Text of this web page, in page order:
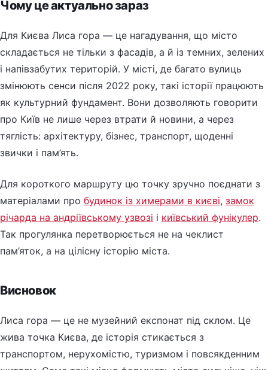
Чому це актуально зараз
Для Києва Лиса гора — це нагадування, що місто
складається не тільки з фасадів, а й із темних, зелених
і напівзабутих територій. У місті, де багато вулиць
змінюють сенси після 2022 року, такі історії працюють
як культурний фундамент. Вони дозволяють говорити
про Київ не лише через втрати й новини, а через
тяглість: архітектуру, бізнес, транспорт, щоденні
звички і пам’ять.
Для короткого маршруту цю точку зручно поєднати з
матеріалами про будинок із химерами в києві, замок
річарда на андріївському узвозі і київський фунікулер.
Так прогулянка перетворюється не на чеклист
пам’яток, а на цілісну історію міста.
Висновок
Лиса гора — це не музейний експонат під склом. Це
жива точка Києва, де історія стикається з
транспортом, нерухомістю, туризмом і повсякденним